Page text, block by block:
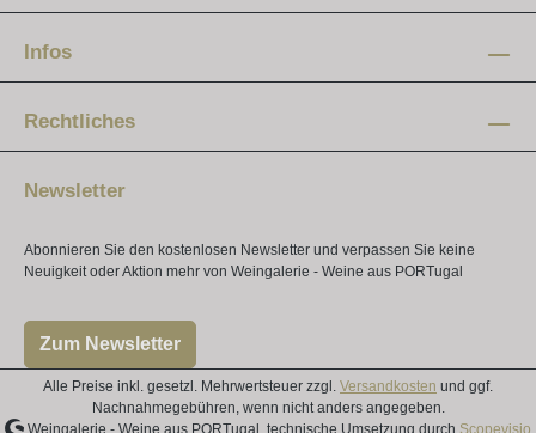
12 - 20 Uhr
10 - 16 Uhr
Infos
Rechtliches
Newsletter
Abonnieren Sie den kostenlosen Newsletter und verpassen Sie keine
Neuigkeit oder Aktion mehr von Weingalerie - Weine aus PORTugal
Zum Newsletter
Alle Preise inkl. gesetzl. Mehrwertsteuer zzgl. Versandkosten und ggf.
Nachnahmegebühren, wenn nicht anders angegeben.
Weingalerie - Weine aus PORTugal, technische Umsetzung durch Scopevisio